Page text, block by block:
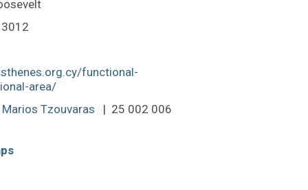
functional-
area/
Marios Tzouvaras | 25 002 006